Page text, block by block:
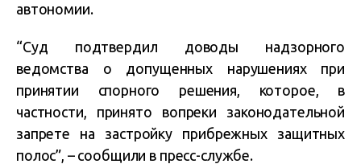
автономии.
“Суд подтвердил доводы надзорного
ведомства о допущенных нарушениях при
принятии спорного решения, которое, в
частности, принято вопреки законодательной
запрете на застройку прибрежных защитных
полос”, – сообщили в пресс-службе.